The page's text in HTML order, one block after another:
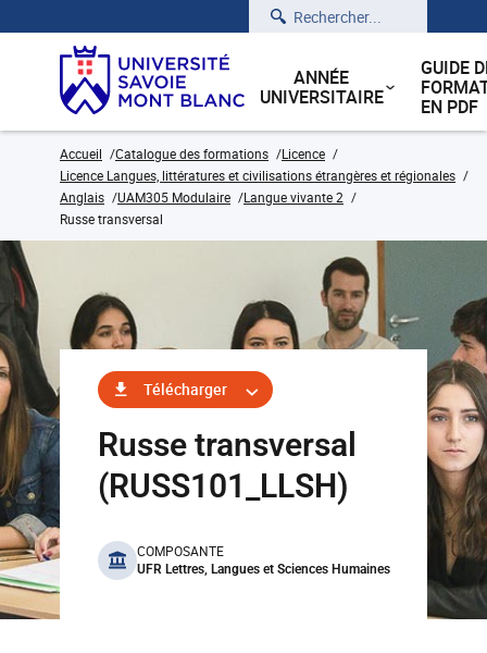
Rechercher
ANNÉE
UNIVERSITAIRE
GUIDE
EN PDF
Accueil Catalogue des formations
Licence
Licence Langues, littératures et civilisations étrangères et régionales
Anglais
UAM305 Modulaire
Langue vivante 2
Russe transversal
Télécharger
Russe transversal
(RUSS101_LLSH)
benefits
COMPOSANTE
UFR Lettres, Langues et Sciences Humaines